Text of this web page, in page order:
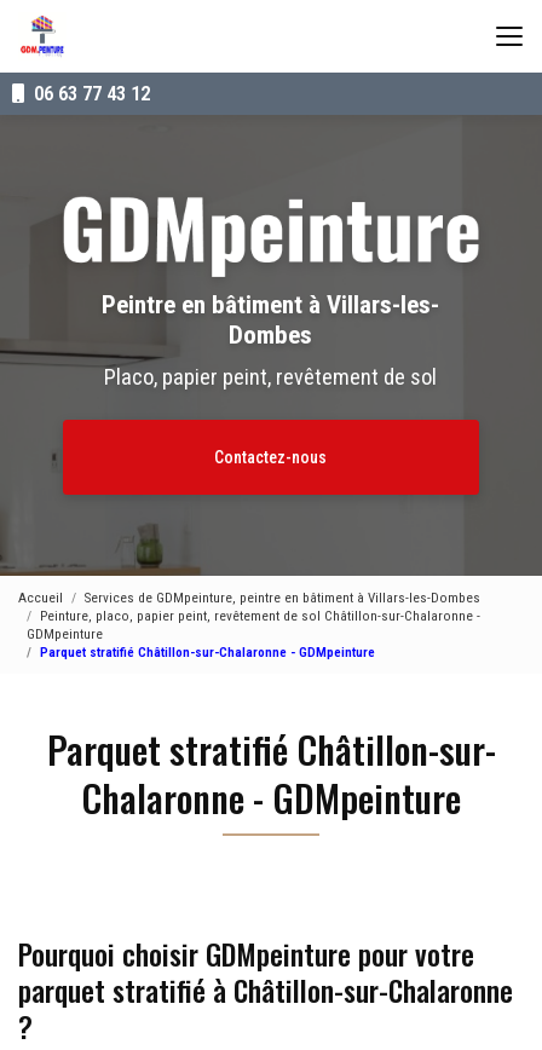
contenu
principal
06 63 77 43 12
Peintre en bâtiment à Villars-les-
Dombes
Placo, papier peint, revêtement de sol
Contactez-nous
Accueil
Services de GDMpeinture, peintre en bâtiment à Villars-les-Dombes
Peinture, placo, papier peint, revêtement de sol Châtillon-sur-Chalaronne -
GDMpeinture
Parquet stratifié Châtillon-sur-Chalaronne - GDMpeinture
Parquet stratifié Châtillon-sur-
Chalaronne - GDMpeinture
Pourquoi choisir GDMpeinture pour votre
parquet stratifié à Châtillon-sur-Chalaronne
?